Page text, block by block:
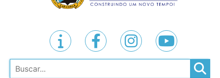
Pesquisar